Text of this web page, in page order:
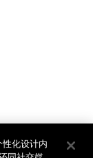
性化设计内